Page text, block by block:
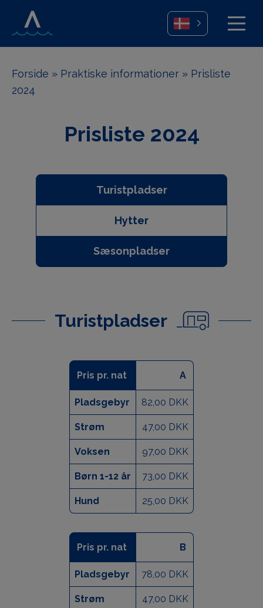
Forside » Praktiske informationer » Prisliste
2024
Prisliste 2024
Turistpladser
Hytter
Sæsonpladser
Turistpladser
Pris pr. nat A
Pladsgebyr 82,00 DKK
Strøm 47,00 DKK
Voksen 97,00 DKK
Børn 1-12 år 73,00 DKK
Hund 25,00 DKK
Pris pr. nat B
Pladsgebyr 78,00 DKK
Strøm 47,00 DKK